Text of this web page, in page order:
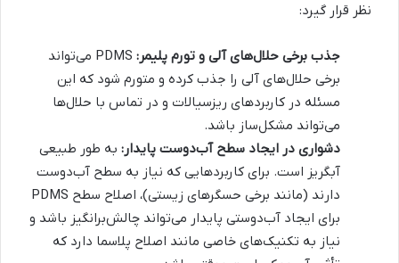
نظر قرار گیرد:
جذب برخی حلال‌های آلی و تورم پلیمر:
PDMS می‌تواند
برخی حلال‌های آلی را جذب کرده و متورم شود که این
مسئله در کاربردهای ریزسیالات و در تماس با حلال‌ها
می‌تواند مشکل‌ساز باشد.
دشواری در ایجاد سطح آب‌دوست پایدار: به طور طبیعی
آبگریز است. برای کاربردهایی که نیاز به سطح آب‌دوست
دارند (مانند برخی حسگرهای زیستی)، اصلاح سطح PDMS
برای ایجاد آب‌دوستی پایدار می‌تواند چالش‌برانگیز باشد و
نیاز به تکنیک‌های خاصی مانند اصلاح پلاسما دارد که